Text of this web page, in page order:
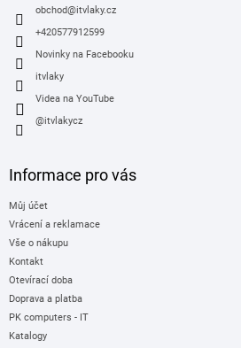
obchod@itvlaky.cz
+420577912599
Novinky na Facebooku
itvlaky
Videa na YouTube
@itvlakycz
Informace pro vás
Můj účet
Vrácení a reklamace
Vše o nákupu
Kontakt
Otevírací doba
Doprava a platba
PK computers - IT
Katalogy